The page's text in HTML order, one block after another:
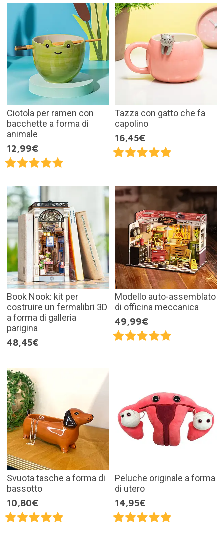
Ciotola per ramen con
bacchette a forma di
animale
12,99€
Tazza con gatto che fa
capolino
16,45€
Book Nook: kit per
costruire un fermalibri 3D
a forma di galleria
parigina
48,45€
Modello auto-assemblato
di officina meccanica
49,99€
Svuota tasche a forma di
bassotto
10,80€
Peluche originale a forma
di utero
14,95€